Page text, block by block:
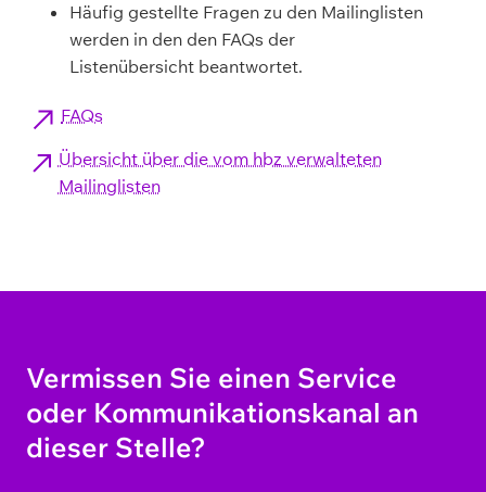
Häufig gestellte Fragen zu den Mailinglisten
werden in den den FAQs der
Listenübersicht beantwortet.
FAQs
Übersicht über die vom hbz verwalteten
Mailinglisten
Vermissen Sie einen Service
oder Kommunikationskanal an
dieser Stelle?